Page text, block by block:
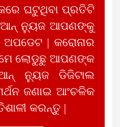
ଘଟୁଥିବା ପ୍ରତିଟି
ନ୍ୟୁଜ ଆପଣଙ୍କୁ
| କରୋନାର
ଲୋଡୁଛୁ ଆପଣଙ୍କ
ନ୍ୟୁଜ ଡିଜିଟାଲ
ଜଣାଇ ଆଂଚଳିକ
କରନ୍ତୁ |